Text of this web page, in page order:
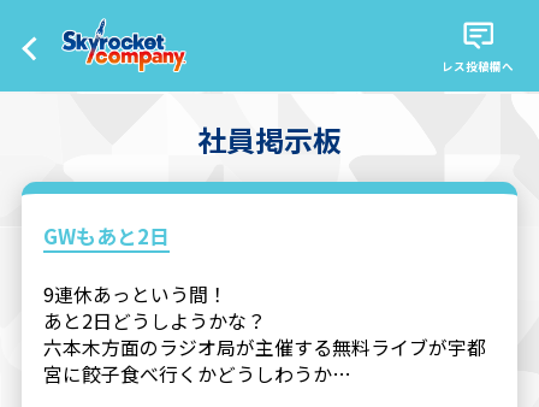
レス投稿欄へ
社員掲示板
GWもあと2日
9連休あっという間！
あと2日どうしようかな？
六本木方面のラジオ局が主催する無料ライブが宇都
宮に餃子食べ行くかどうしわうか…